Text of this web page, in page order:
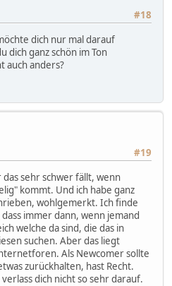
#18
dich nur mal darauf
dich ganz schön im Ton
auch anders?
#19
das sehr schwer fällt, wenn
kommt. Und ich habe ganz
wohlgemerkt. Ich finde
immer dann, wenn jemand
welche da sind, die das in
suchen. Aber das liegt
Als Newcomer sollte
zurückhalten, hast Recht.
dich nicht so sehr darauf.